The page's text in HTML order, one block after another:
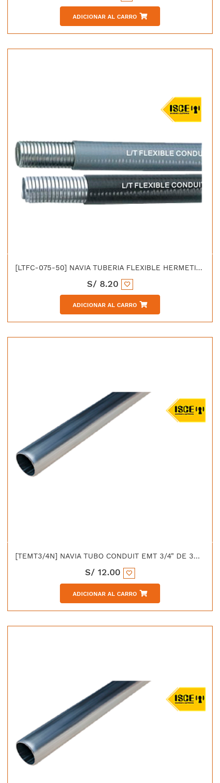
ADICIONAR AL CARRO
[LTFC-075-50] NAVIA TUBERIA FLEXIBLE HERMETICA LIQUID TIGHT C/FORRO PVC 3/4"
S/ 8.20
ADICIONAR AL CARRO
[TEMT3/4N] NAVIA TUBO CONDUIT EMT 3/4" DE 3MTS UL (EMT-075H)
S/ 12.00
ADICIONAR AL CARRO